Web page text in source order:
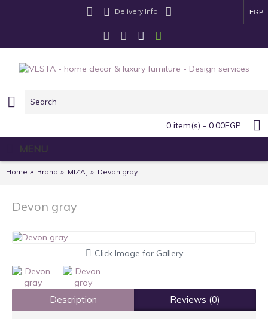
Delivery Info EGP
0 item(s) - 0.00EGP
MENU
Home Brand MIZAJ Devon gray
Devon gray
Click Image for Gallery
Description Reviews (0)